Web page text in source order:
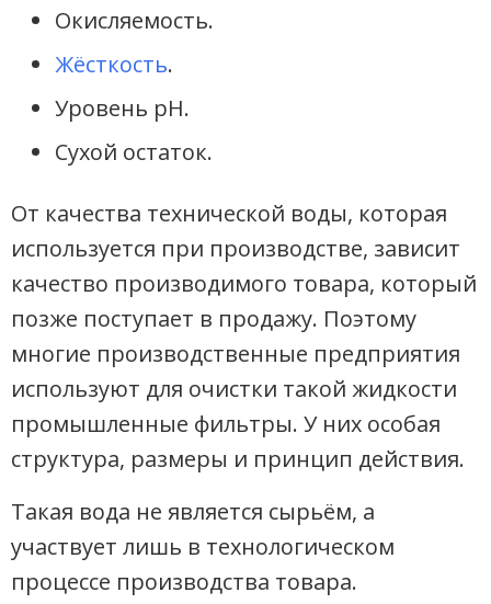
Окисляемость.
Жёсткость.
Уровень рН.
Сухой остаток.
От качества технической воды, которая
используется при производстве, зависит
качество производимого товара, который
позже поступает в продажу. Поэтому
многие производственные предприятия
используют для очистки такой жидкости
промышленные фильтры. У них особая
структура, размеры и принцип действия.
Такая вода не является сырьём, а
участвует лишь в технологическом
процессе производства товара.